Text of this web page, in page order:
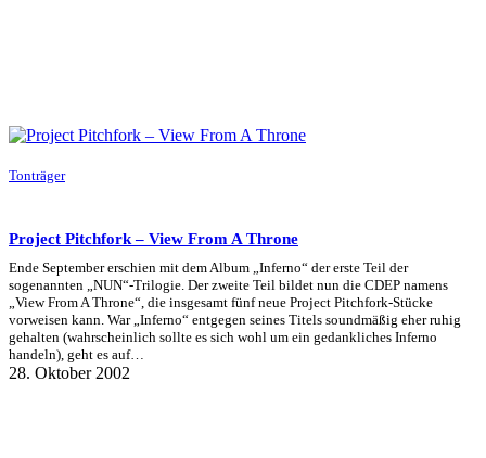
Tonträger
Project Pitchfork – View From A Throne
Ende September erschien mit dem Album „Inferno“ der erste Teil der
sogenannten „NUN“-Trilogie. Der zweite Teil bildet nun die CDEP namens
„View From A Throne“, die insgesamt fünf neue Project Pitchfork-Stücke
vorweisen kann. War „Inferno“ entgegen seines Titels soundmäßig eher ruhig
gehalten (wahrscheinlich sollte es sich wohl um ein gedankliches Inferno
handeln), geht es auf…
28. Oktober 2002